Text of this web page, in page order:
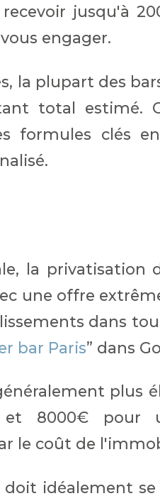
jusqu'à
engager.
la plupart des
total estimé.
formules clés
la privatisation
une offre
dans
bar Paris” dans
plus
et 8000€ pour
le coût de
doit idéalement